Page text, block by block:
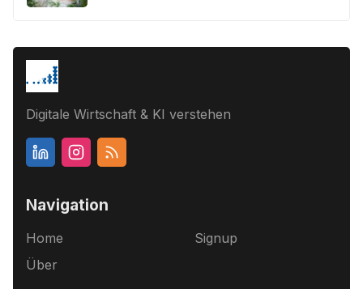
Digitale Wirtschaft & KI verstehen
Navigation
Home
Über
Signup